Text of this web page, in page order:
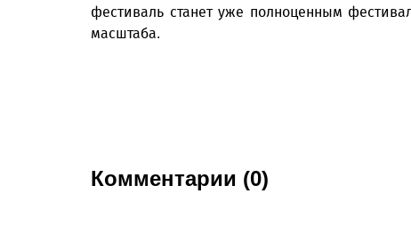
фестиваль станет уже полноценным
масштаба.
Комментарии (0)